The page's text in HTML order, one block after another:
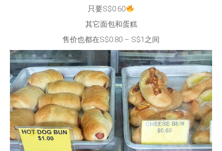
只要S$0.60
其它面包和蛋糕
售价也都在S$0.80 – S$1之间